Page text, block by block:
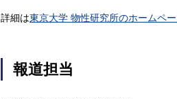
詳細は東京大学 物性研究所のホームペ
報道担当